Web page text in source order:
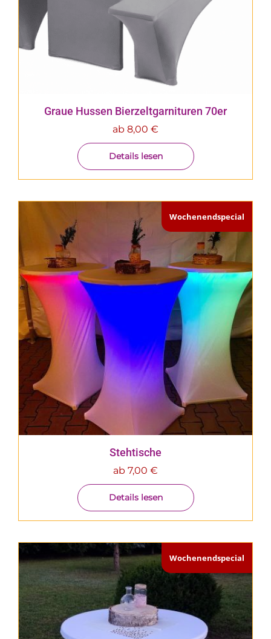
Graue Hussen Bierzeltgarnituren 70er
ab 8,00 €
Details lesen
Wochenendspecial
Stehtische
ab 7,00 €
Details lesen
Wochenendspecial